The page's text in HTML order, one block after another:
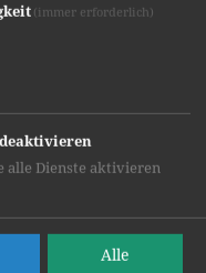
(immer erforderlich)
alle Dienste aktivieren
Alle